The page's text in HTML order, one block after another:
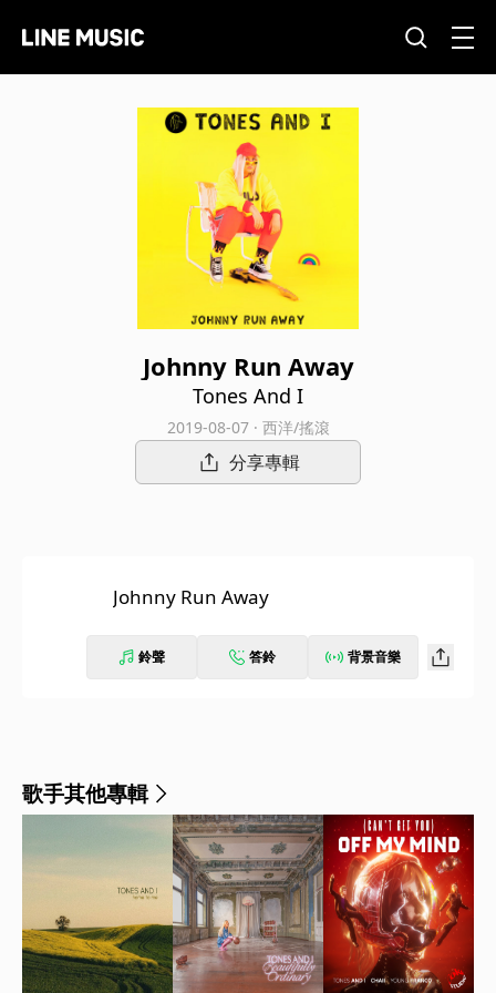
Johnny Run Away
Tones And I
2019-08-07 · 西洋/搖滾
分享專輯
Johnny Run Away
鈴聲 答鈴 背景音樂
歌手其他專輯